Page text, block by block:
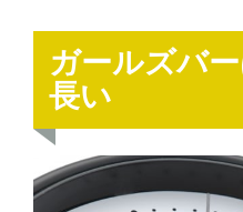
ガールズバ
長い